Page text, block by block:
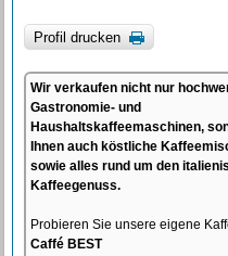
Profil drucken
Wir verkaufen nicht nur
Gastronomie- und
Haushaltskaffeemaschinen,
Ihnen auch köstliche
sowie alles rund um den
Kaffeegenuss.
Probieren Sie unsere eigene
Caffé BEST